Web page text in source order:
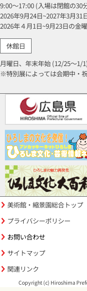
9:00～17:00 (入場は閉館の30
2026年9月24日~2027年3月31
2026年４月1日~9月23日の金
休館日
月曜日、年末年始 (12/25～1/
※特別展によっては会期中・
美術館・縮景園総合トップ
プライバシーポリシー
お問い合わせ
サイトマップ
関連リンク
Copyright (c) Hiroshima